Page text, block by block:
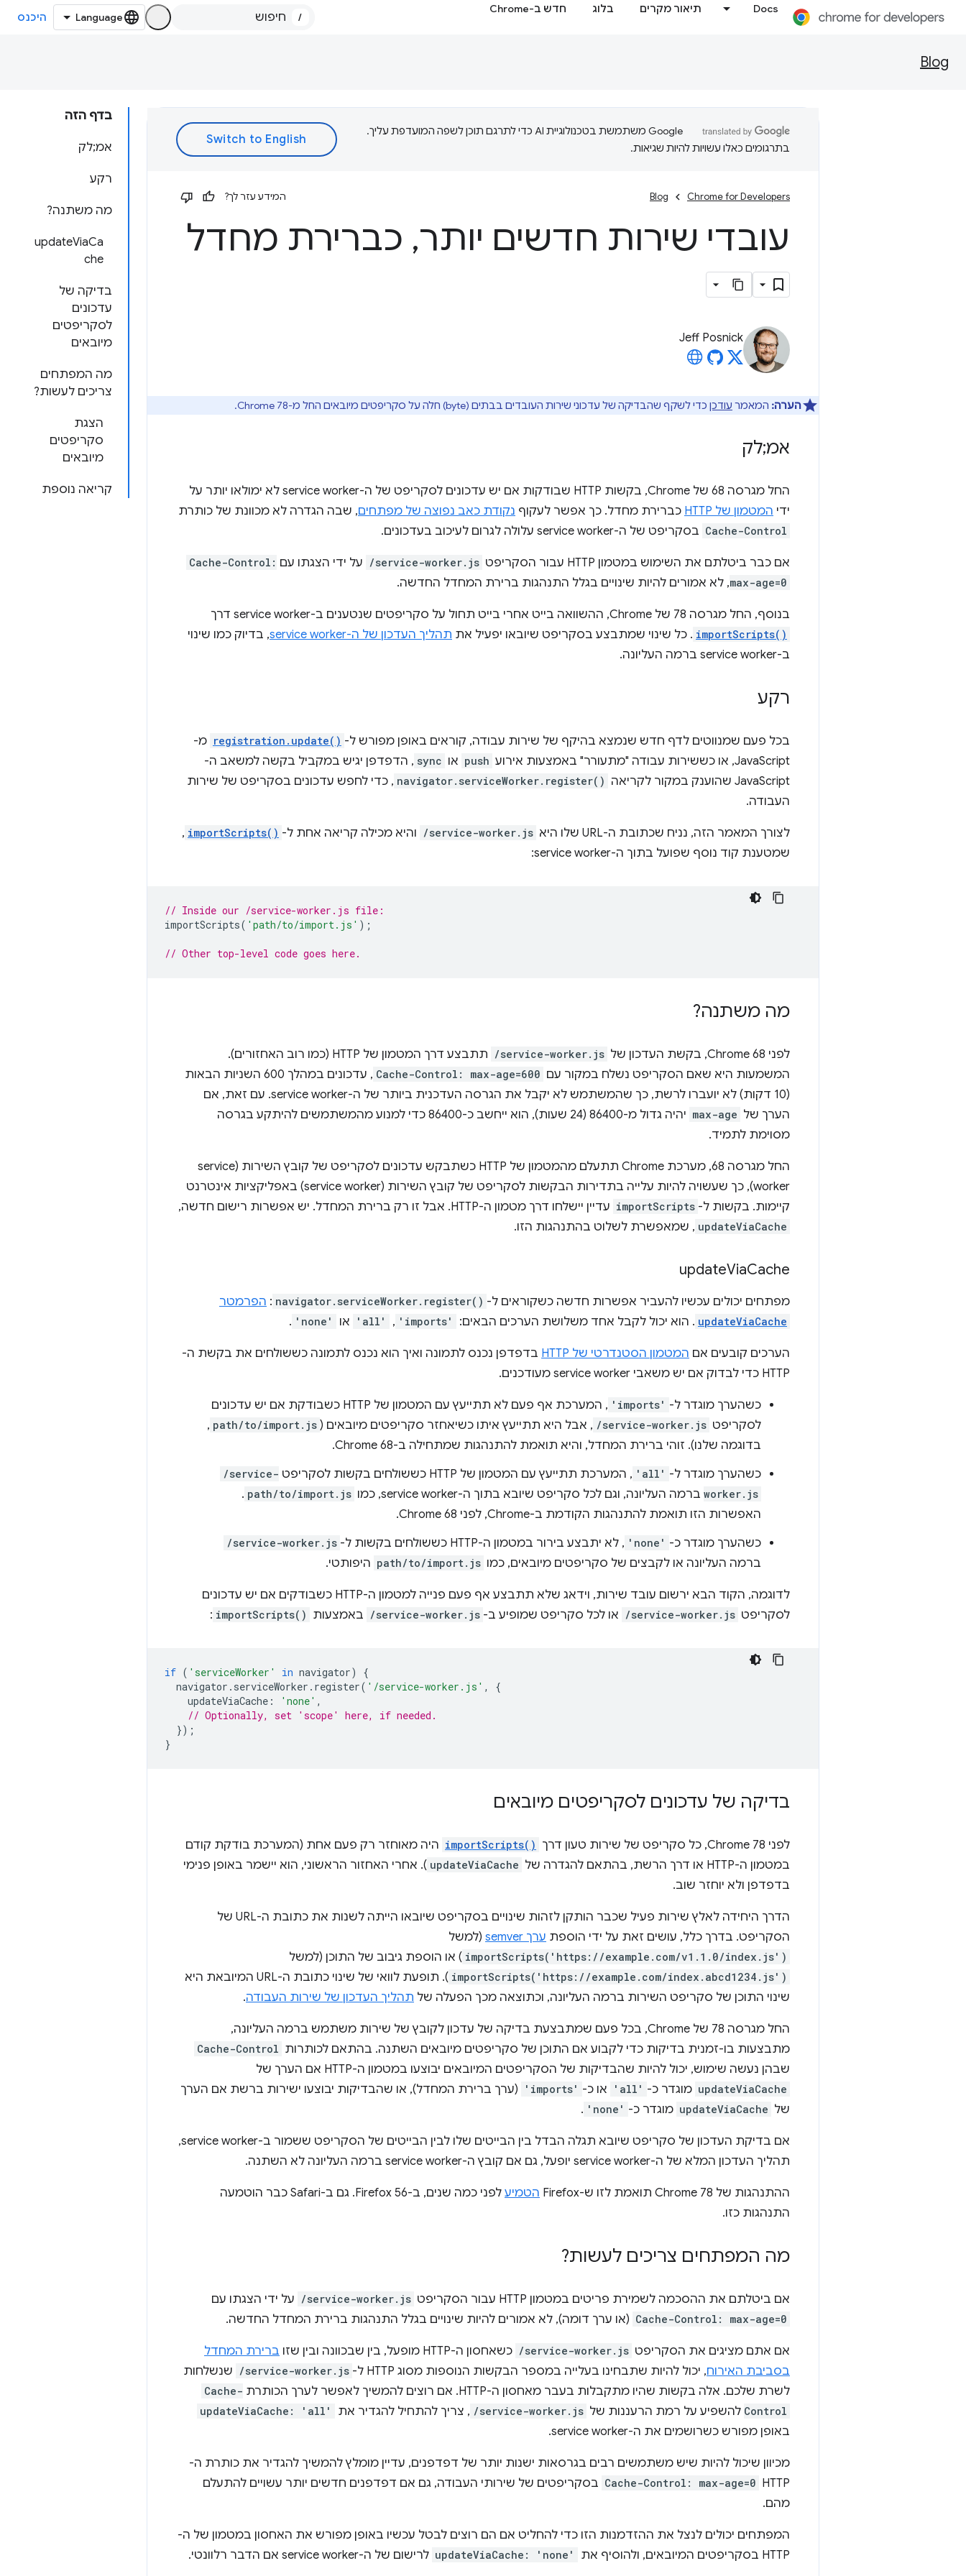
Docs תיאור מקרים בלוג חדש ב-Chrome
/ היכנס
Blog
בדף הזה
אמ;לק
רקע
מה משתנה?
updateViaCa
che
בדיקה של
עדכונים
לסקריפטים
מיובאים
מה המפתחים
צריכים לעשות?
הצגת
סקריפטים
מיובאים
קריאה נוספת
‫Google משתמשת בטכנולוגיית AI כדי לתרגם תוכן לשפה המועדפת עליך.
בתרגומים כאלו עשויות להיות שגיאות.
Chrome for Developers
Blog המידע עזר לך?
עובדי שירות חדשים יותר, כברירת מחדל
Jeff Posnick
הערה: המאמר עודכן כדי לשקף שהבדיקה של עדכוני שירות העובדים בבתים (byte) חלה על סקריפטים מיובאים החל מ-Chrome 78.
אמ;לק
החל מגרסה 68 של Chrome, בקשות HTTP שבודקות אם יש עדכונים לסקריפט של ה-service worker לא ימולאו יותר על
ידי המטמון של HTTP כברירת מחדל. כך אפשר לעקוף נקודת כאב נפוצה של מפתחים, שבה הגדרה לא מכוונת של כותרת
Cache-Control בסקריפט של ה-service worker עלולה לגרום לעיכוב בעדכונים.
אם כבר ביטלתם את השימוש במטמון HTTP עבור הסקריפט /service-worker.js על ידי הצגתו עם Cache-Control:
max-age=0, לא אמורים להיות שינויים בגלל התנהגות ברירת המחדל החדשה.
בנוסף, החל מגרסה 78 של Chrome, ההשוואה בייט אחרי בייט תחול על סקריפטים שנטענים ב-service worker דרך
importScripts() . כל שינוי שמתבצע בסקריפט שיובאו יפעיל את תהליך העדכון של ה-service worker
, בדיוק כמו שינוי
ב-service worker ברמה העליונה.
רקע
בכל פעם שמנווטים לדף חדש שנמצא בהיקף של שירות עבודה, קוראים באופן מפורש ל- registration.update() מ-
JavaScript, או כששירות עבודה "מתעורר" באמצעות אירוע
push או sync , הדפדפן יגיש במקביל בקשה למשאב ה-
JavaScript שהוענק במקור לקריאה
navigator.serviceWorker.register() , כדי לחפש עדכונים בסקריפט של שירות
העבודה.
לצורך המאמר הזה, נניח שכתובת ה-URL שלו היא /service-worker.js והיא מכילה קריאה אחת ל- importScripts()
,
שמטענת קוד נוסף שפועל בתוך ה-service worker:
// Inside our /service-worker.js file:
importScripts( 'path/to/import.js' );
// Other top-level code goes here.
מה משתנה?
לפני Chrome 68, בקשת העדכון של /service-worker.js
תתבצע דרך המטמון של HTTP (כמו רוב האחזורים).
המשמעות היא שאם הסקריפט נשלח במקור עם Cache-Control: max-age=600
, עדכונים במהלך 600 השניות הבאות
(10 דקות) לא יועברו לרשת, כך שהמשתמש לא יקבל את הגרסה העדכנית ביותר של ה-service worker. עם זאת, אם
הערך של max-age
יהיה גדול מ-86400 (24 שעות), הוא ייחשב כ-86400 כדי למנוע מהמשתמשים להיתקע בגרסה
מסוימת לתמיד.
החל מגרסה 68, מערכת Chrome תתעלם מהמטמון של HTTP כשתבקש עדכונים לסקריפט של קובץ השירות (service
worker), כך שעשויה להיות עלייה בתדירות הבקשות לסקריפט של קובץ השירות (service worker) באפליקציות אינטרנט
קיימות. בקשות ל- importScripts עדיין יישלחו דרך מטמון ה-HTTP. אבל זו רק ברירת המחדל. יש אפשרות רישום חדשה,
updateViaCache , שמאפשרת לשלוט בהתנהגות הזו.
updateViaCache
מפתחים יכולים עכשיו להעביר אפשרות חדשה כשקוראים ל- navigator.serviceWorker.register()
: הפרמטר
updateViaCache . הוא יכול לקבל אחד משלושת הערכים הבאים: 'imports'
,‏
'all' או 'none'
.
הערכים קובעים אם המטמון הסטנדרטי של HTTP
בדפדפן נכנס לתמונה ואיך הוא נכנס לתמונה כששולחים את בקשת ה-
HTTP כדי לבדוק אם יש משאבי service worker מעודכנים.
כשהערך מוגדר ל- 'imports'
, המערכת אף פעם לא תתייעץ עם המטמון של HTTP כשבודקת אם יש עדכונים
לסקריפט /service-worker.js , אבל היא תתייעץ איתו כשיאחזר סקריפטים מיובאים ( path/to/import.js
,
בדוגמה שלנו). זוהי ברירת המחדל, והיא תואמת להתנהגות שמתחילה ב-Chrome 68.
כשהערך מוגדר ל- 'all' , המערכת תתייעץ עם המטמון של HTTP כששולחים בקשות לסקריפט
/service-
worker.js ברמה העליונה, וגם לכל סקריפט שיובא בתוך ה-service worker, כמו path/to/import.js
.
האפשרות הזו תואמת להתנהגות הקודמת ב-Chrome, לפני Chrome 68.
כשהערך מוגדר כ- 'none' , לא יתבצע בירור במטמון ה-HTTP כששולחים בקשות ל- /service-worker.js
ברמה העליונה או לקבצים של סקריפטים מיובאים, כמו path/to/import.js היפותטי.
לדוגמה, הקוד הבא ירשום עובד שירות, וידאג שלא תתבצע אף פעם פנייה למטמון ה-HTTP כשבודקים אם יש עדכונים
לסקריפט /service-worker.js או לכל סקריפט שמופיע ב- /service-worker.js באמצעות importScripts()
:
if ( 'serviceWorker' in navigator)
{
navigator . serviceWorker . register( '/service-worker.js' ,
{
updateViaCache : 'none' ,
// Optionally, set 'scope' here, if needed.
});
}
בדיקה של עדכונים לסקריפטים מיובאים
לפני Chrome 78, כל סקריפט של שירות טעון דרך importScripts() היה מאוחזר רק פעם אחת (המערכת בודקת קודם
במטמון ה-HTTP או דרך הרשת, בהתאם להגדרה של
updateViaCache ). אחרי האחזור הראשוני, הוא יישמר באופן פנימי
בדפדפן ולא יוחזר שוב.
הדרך היחידה לאלץ שירות פעיל שכבר הותקן לזהות שינויים בסקריפט שיובאו הייתה לשנות את כתובת ה-URL של
הסקריפט. בדרך כלל, עושים זאת על ידי הוספת ערך semver (למשל
importScripts('https://example.com/v1.1.0/index.js') ) או הוספת גיבוב של התוכן (למשל
importScripts('https://example.com/index.abcd1234.js')
). תופעת לוואי של שינוי כתובת ה-URL המיובאת היא
שינוי התוכן של סקריפט השירות ברמה העליונה, וכתוצאה מכך הפעלה של תהליך העדכון של שירות העבודה.
החל מגרסה 78 של Chrome, בכל פעם שמתבצעת בדיקה של עדכון לקובץ של שירות משתמש ברמה העליונה,
מתבצעות בו-זמנית בדיקות כדי לקבוע אם התוכן של סקריפטים מיובאים השתנה. בהתאם לכותרות Cache-Control
שבהן נעשה שימוש, יכול להיות שהבדיקות של הסקריפטים המיובאים יבוצעו במטמון ה-HTTP אם הערך של
updateViaCache מוגדר כ- 'all' או כ- 'imports'
(ערך ברירת המחדל), או שהבדיקות יבוצעו ישירות ברשת אם הערך
של updateViaCache מוגדר כ- 'none'
.
אם בדיקת העדכון של סקריפט שיובא תגלה הבדל בין הבייטים שלו לבין הבייטים של הסקריפט ששמור ב-service worker,
תהליך העדכון המלא של ה-service worker יופעל, גם אם קובץ ה-service worker ברמה העליונה לא השתנה.
ההתנהגות של Chrome 78 תואמת לזו ש-Firefox הטמיע
לפני כמה שנים, ב-Firefox 56. גם ב-Safari כבר הוטמעה
התנהגות כזו.
מה המפתחים צריכים לעשות?
אם ביטלתם את ההסכמה לשמירת פריטים במטמון HTTP עבור הסקריפט /service-worker.js על ידי הצגתו עם
Cache-Control: max-age=0 (או ערך דומה), לא אמורים להיות שינויים בגלל התנהגות ברירת המחדל החדשה.
אם אתם מציגים את הסקריפט /service-worker.js כשאחסון ה-HTTP מופעל, בין שבכוונה ובין שזו
ברירת המחדל
בסביבת האירוח, יכול להיות שתבחינו בעלייה במספר הבקשות הנוספות מסוג HTTP ל- /service-worker.js שנשלחות
לשרת שלכם. אלה בקשות שהיו מתקבלות בעבר מאחסון ה-HTTP. אם רוצים להמשיך לאפשר לערך הכותרת
Cache-
Control להשפיע על רמת הרעננות של /service-worker.js , צריך להתחיל להגדיר את updateViaCache: 'all'
באופן מפורש כשרושמים את ה-service worker.
מכיוון שיכול להיות שיש משתמשים רבים בגרסאות ישנות יותר של דפדפנים, עדיין מומלץ להמשיך להגדיר את כותרת ה-
HTTP
Cache-Control: max-age=0 בסקריפטים של שירותי העבודה, גם אם דפדפנים חדשים יותר עשויים להתעלם
מהם.
המפתחים יכולים לנצל את ההזדמנות הזו כדי להחליט אם הם רוצים לבטל עכשיו באופן מפורש את האחסון במטמון של ה-
HTTP בסקריפטים המיובאים, ולהוסיף את
updateViaCache: 'none' לרישום של ה-service worker אם הדבר רלוונטי.